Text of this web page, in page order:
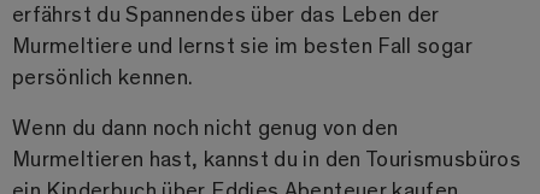
erfährst du Spannendes über das Leben der
Murmeltiere und lernst sie im besten Fall sogar
persönlich kennen.
Wenn du dann noch nicht genug von den
Murmeltieren hast, kannst du in den Tourismusbüros